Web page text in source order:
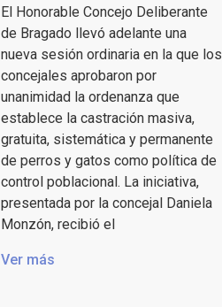
El Honorable Concejo Deliberante
de Bragado llevó adelante una
nueva sesión ordinaria en la que los
concejales aprobaron por
unanimidad la ordenanza que
establece la castración masiva,
gratuita, sistemática y permanente
de perros y gatos como política de
control poblacional. La iniciativa,
presentada por la concejal Daniela
Monzón, recibió el
Ver más